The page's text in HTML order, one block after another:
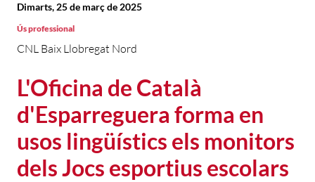
L'Oficina de Català
d'Esparreguera forma en
usos lingüístics els monitors
dels Jocs esportius escolars
CNL Baix Llobregat Nord
Dimarts, 25 de març de 2025
Ús professional